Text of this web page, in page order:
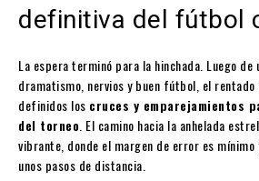
definitiva del fútbol
La espera terminó para la hinchada. Luego de
dramatismo, nervios y buen fútbol, el rentado
definidos los cruces y emparejamientos
del torneo . El camino hacia la anhelada
vibrante, donde el margen de error es
unos pasos de distancia.